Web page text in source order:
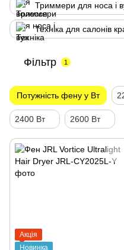
Триммери для носа і
Техніка для салонів
Фільтр 1
Потужність фену у Вт
2400 Вт 2600 Вт
Акція
Новинка